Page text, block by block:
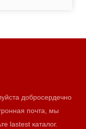
добросердечно
почта, мы
к представьте lastest каталог.